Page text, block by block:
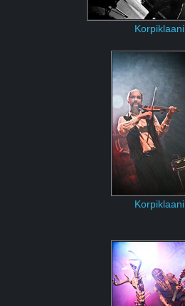
Korpiklaani
Korpiklaani